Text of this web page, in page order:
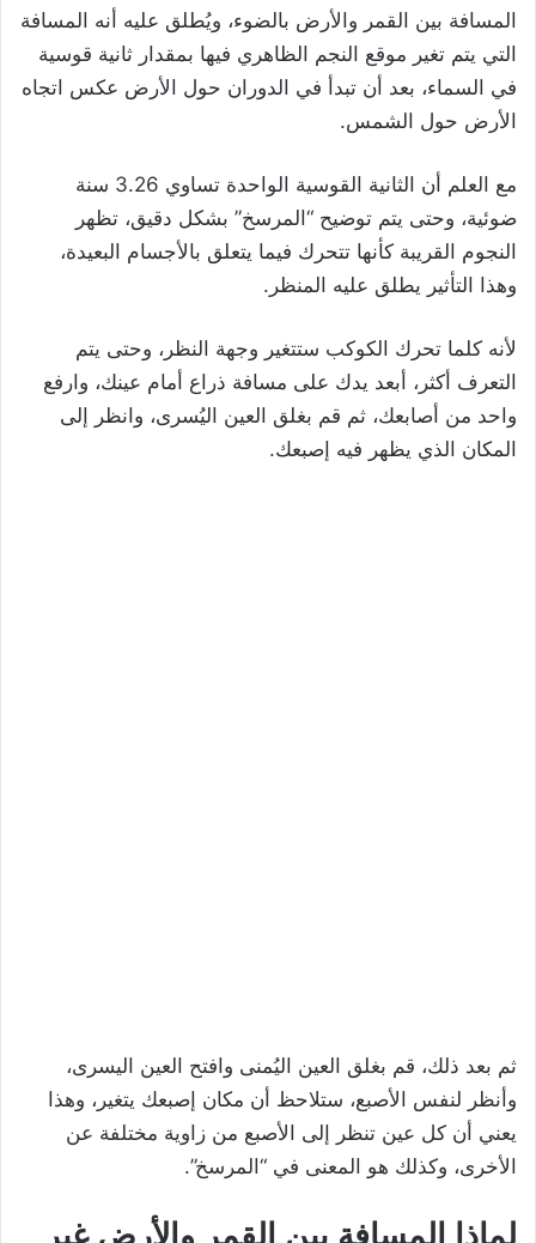
المسافة بين القمر والأرض بالضوء، ويُطلق عليه أنه المسافة
التي يتم تغير موقع النجم الظاهري فيها بمقدار ثانية قوسية
في السماء، بعد أن تبدأ في الدوران حول الأرض عكس اتجاه
الأرض حول الشمس.
مع العلم أن الثانية القوسية الواحدة تساوي 3.26 سنة
ضوئية، وحتى يتم توضيح “المرسخ” بشكل دقيق، تظهر
النجوم القريبة كأنها تتحرك فيما يتعلق بالأجسام البعيدة،
وهذا التأثير يطلق عليه المنظر.
لأنه كلما تحرك الكوكب ستتغير وجهة النظر، وحتى يتم
التعرف أكثر، أبعد يدك على مسافة ذراع أمام عينك، وارفع
واحد من أصابعك، ثم قم بغلق العين اليُسرى، وانظر إلى
المكان الذي يظهر فيه إصبعك.
ثم بعد ذلك، قم بغلق العين اليُمنى وافتح العين اليسرى،
وأنظر لنفس الأصبع، ستلاحظ أن مكان إصبعك يتغير، وهذا
يعني أن كل عين تنظر إلى الأصبع من زاوية مختلفة عن
الأخرى، وكذلك هو المعنى في “المرسخ”.